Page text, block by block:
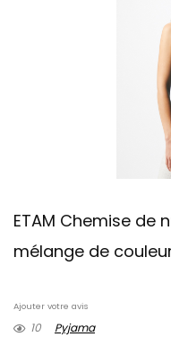
ETAM Chemise de
mélange de
Ajouter votre avis
10 Pyjama